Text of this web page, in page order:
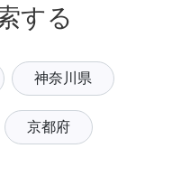
する
神奈川県
京都府